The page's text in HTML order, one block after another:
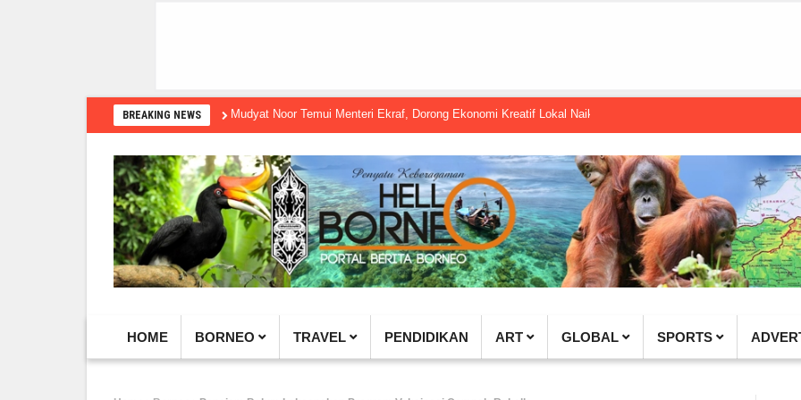
BREAKING NEWSMudyat Noor Temui Menteri Ekraf, Dorong Ekonomi Kreatif Lokal Naik Kelas Gembel PPU dan IGTKI Penajam
HOME BORNEO TRAVEL PENDIDIKAN ART GLOBAL SPORTS